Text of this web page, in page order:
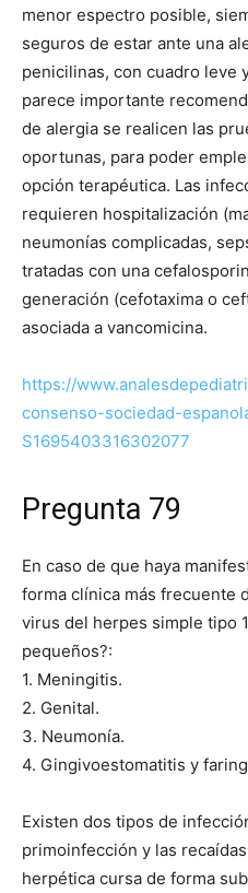
menor espectro posible,
seguros de estar ante una
penicilinas, con cuadro leve
parece importante
de alergia se realicen las
oportunas, para poder
opción terapéutica. Las
requieren hospitalización
neumonías complicadas,
tratadas con una
generación (cefotaxima o
asociada a vancomicina.
https://
consenso-sociedad-
S1695403316302077
Pregunta 79
En caso de que haya
forma clínica más frecuente
virus del herpes simple tipo
pequeños?:
1. Meningitis.
2. Genital.
3. Neumonía.
4. Gingivoestomatitis y
Existen dos tipos de
primoinfección y las
herpética cursa de forma